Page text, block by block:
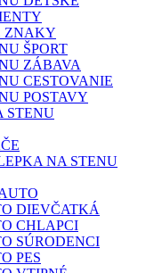
ZNAKY
ŠPORT
ZÁBAVA
CESTOVANIE
POSTAVY
STENU
NA STENU
DIEVČATKÁ
CHLAPCI
SÚRODENCI
PES